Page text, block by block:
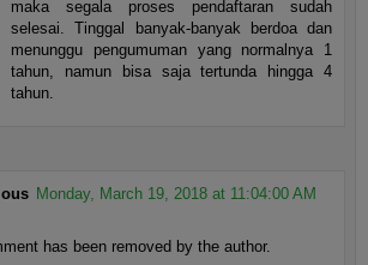
maka segala proses pendaftaran sudah
selesai. Tinggal banyak-banyak berdoa dan
menunggu pengumuman yang normalnya 1
tahun, namun bisa saja tertunda hingga 4
tahun.
Monday, March 19, 2018 at 11:04:00 AM
has been removed by the author.